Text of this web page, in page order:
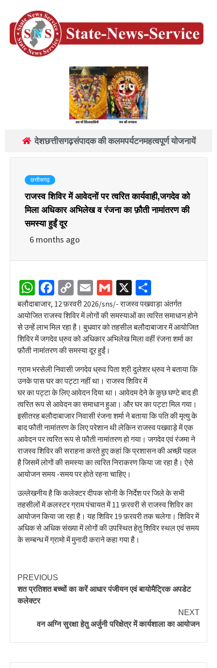
देशछत्तीसगढ़संपादक की कलमपर्यटनमहत्वपूर्ण योजनायें
छत्तीसगढ़
राजस्व शिविर में आवेदनों पर त्वरित कार्यवाही,जगदेव को
मिला अधिकार अभिलेख व रंजना का फ़ौती नामांतरण की
समस्या हुईं दूर
6 months ago
WhatsApp
Facebook
Copy
Link
EmailGmail
X
बलौदाबाजार, 12 फ़रवरी 2026/sns/- राजस्व पखवाड़ा अंतर्गत
आयोजित राजस्व शिविर में लोगों की समस्याओं का त्वरित समाधान होने
से उन्हें लाभ मिल रहा है। बुधवार को तहसील बलौदाबाजार में आयोजित
शिविर में जगदेव ध्रुव को अधिकार अभिलेख मिला वहीं रंजना शर्मा का
फ़ौती नामांतरण की समस्या दूर हुईं।
ग्राम भरसेली निवासी जगदेव ध्रुव पिता श्री दुलेशर ध्रुव ने बताया कि
उनके पास घर का पट्टा नहीं था। राजस्व शिविर में
घर का पट्टा के लिए आवेदन दिया था। आवेदम देने के कुछ घण्टे बाद ही
त्वरित रूप से आवेदन का समाधान हुआ। और घर का पट्टा मिल गया।
इसीतरह बलौदाबाजार निवासी रंजना शर्मा ने बताया कि पति की मृत्यु के
बाद फौती नामांतरण के लिए परेशान थी लेकिन राजस्व पखवाड़े में एक
आवेदन पर त्वरित रूप से फौती नामांतरण हो गया। जगदेव एवं रंजमा ने
राजस्व शिविर की सराहना करते हुए कहां कि प्रशासन की अच्छी पहल
है जिसमें लोगों की समस्या का त्वरित निराकरण किया जा रहा है। ऐसे
आयोजन समय -समय पर होते रहना चाहिए।
उल्लेखनीय है कि कलेक्टर दीपक सोनी के निर्देश पर जिले के सभी
तहसीलों में कलस्टर ग्राम पंचायत में 11 फ़रवरी से राजस्व शिविर का
आयोजन किया जा रहा है। यह शिविर 19 फ़रवरी तक चलेगा। शिविर में
अधिक से अधिक संख्या में लोगों की उपस्थित हेतु शिविर स्थल एवं समय
के सम्बन्ध में ग्रामो में मुनादी कराने कहा गया है।
PREVIOUS
शत प्रतिशत बच्चों का करें आधार पंजीयन एवं बायोमैट्रिक अपडेट
कलेक्टर
NEXT
वन अग्नि सुरक्षा हेतु अर्जुनी परिक्षेत्र में कार्यशाला का आयोजन